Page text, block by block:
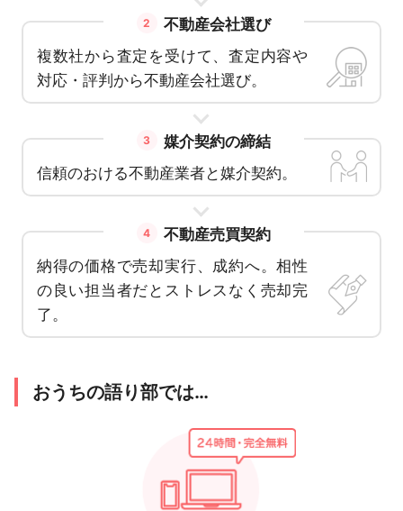
2
不動産会社選び
複数社から査定を受けて、査定内容や
対応・評判から不動産会社選び。
3
媒介契約の締結
信頼のおける不動産業者と媒介契約。
4
不動産売買契約
納得の価格で売却実行、成約へ。相性
の良い担当者だとストレスなく売却完
了。
おうちの語り部では…